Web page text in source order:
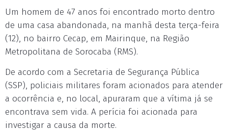
Um homem de 47 anos foi encontrado morto dentro
de uma casa abandonada, na manhã desta terça-feira
(12), no bairro Cecap, em Mairinque, na Região
Metropolitana de Sorocaba (RMS).
De acordo com a Secretaria de Segurança Pública
(SSP), policiais militares foram acionados para atender
a ocorrência e, no local, apuraram que a vítima já se
encontrava sem vida. A perícia foi acionada para
investigar a causa da morte.